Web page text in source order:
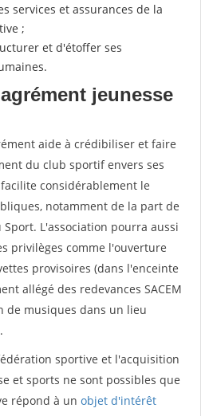
services et assurances de la
;
et d'étoffer ses
jeunesse
aide à crédibiliser et faire
du club sportif envers ses
considérablement le
notamment de la part de
L'association pourra aussi
privilèges comme l'ouverture
provisoires (dans l'enceinte
allégé des redevances SACEM
de musiques dans un lieu
sportive et l'acquisition
et sports ne sont possibles que
répond à un objet d'intérêt